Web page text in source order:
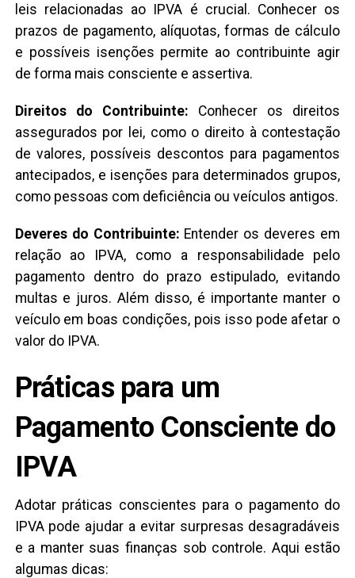
leis relacionadas ao IPVA é crucial. Conhecer os
prazos de pagamento, alíquotas, formas de cálculo
e possíveis isenções permite ao contribuinte agir
de forma mais consciente e assertiva.
Direitos do Contribuinte: Conhecer os direitos
assegurados por lei, como o direito à contestação
de valores, possíveis descontos para pagamentos
antecipados, e isenções para determinados grupos,
como pessoas com deficiência ou veículos antigos.
Deveres do Contribuinte: Entender os deveres em
relação ao IPVA, como a responsabilidade pelo
pagamento dentro do prazo estipulado, evitando
multas e juros. Além disso, é importante manter o
veículo em boas condições, pois isso pode afetar o
valor do IPVA.
Práticas para um
Pagamento Consciente do
IPVA
Adotar práticas conscientes para o pagamento do
IPVA pode ajudar a evitar surpresas desagradáveis
e a manter suas finanças sob controle. Aqui estão
algumas dicas: